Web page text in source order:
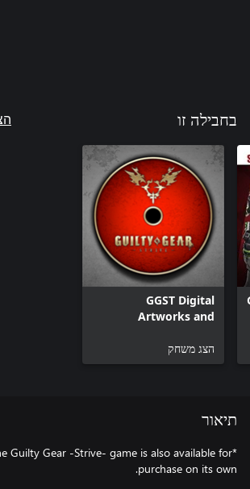
בחבילה זו
GGST Digital
Artworks and
הצג משחק
תיאור
Guilty Gear -Strive- game is also available for